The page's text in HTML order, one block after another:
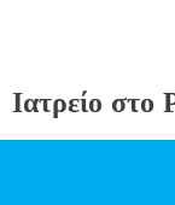
Ιατρείο